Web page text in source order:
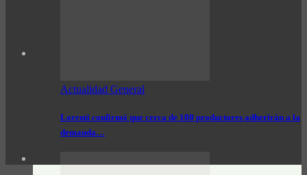
Actualidad General
Lorenti confirmó que cerca de 100 productores adherirán a la
demanda…